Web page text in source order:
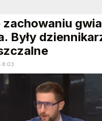
zachowaniu
Były
8:03